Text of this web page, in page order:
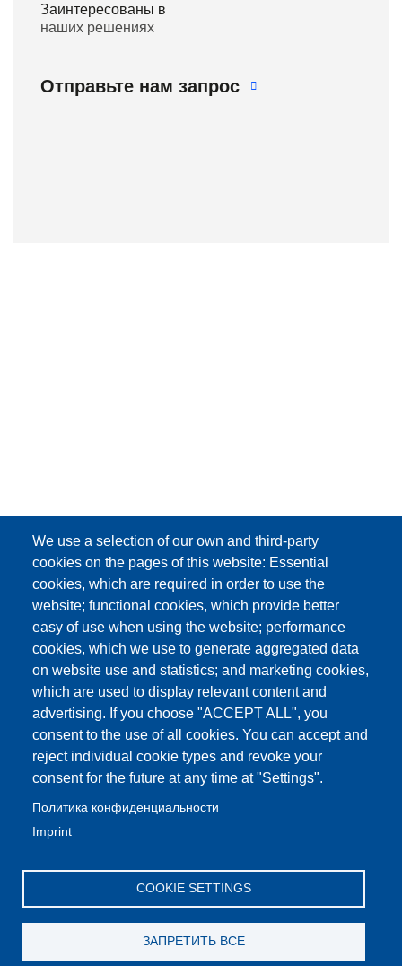
Заинтересованы в
наших решениях
Отправьте нам запрос
We use a selection of our own and third-party
cookies on the pages of this website: Essential
cookies, which are required in order to use the
website; functional cookies, which provide better
easy of use when using the website; performance
cookies, which we use to generate aggregated data
on website use and statistics; and marketing cookies,
which are used to display relevant content and
advertising. If you choose "ACCEPT ALL", you
consent to the use of all cookies. You can accept and
reject individual cookie types and revoke your
consent for the future at any time at "Settings".
Политика конфиденциальности
Imprint
COOKIE SETTINGS
ЗАПРЕТИТЬ ВСЕ